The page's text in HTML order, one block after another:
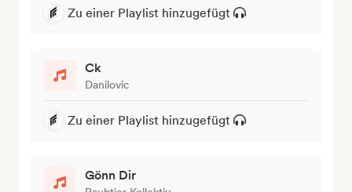
Zu einer Playlist hinzugefügt
Ck
Danilovic
Zu einer Playlist hinzugefügt
Gönn Dir